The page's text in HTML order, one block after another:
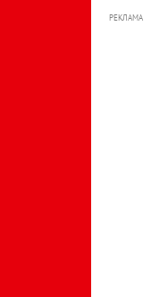
РЕКЛАМА